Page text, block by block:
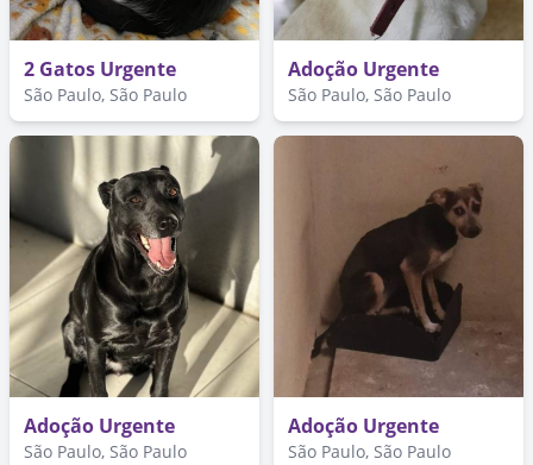
2 Gatos Urgente
São Paulo, São Paulo
Adoção Urgente
São Paulo, São Paulo
Adoção Urgente
São Paulo, São Paulo
Adoção Urgente
São Paulo, São Paulo